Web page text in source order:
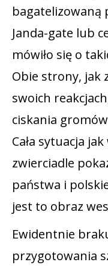
bagatelizowaną
Janda-gate lub
mówiło się o
Obie strony, jak
swoich
ciskania
Cała sytuacja
zwierciadle
państwa i
jest to obraz
Ewidentnie
przygotowania